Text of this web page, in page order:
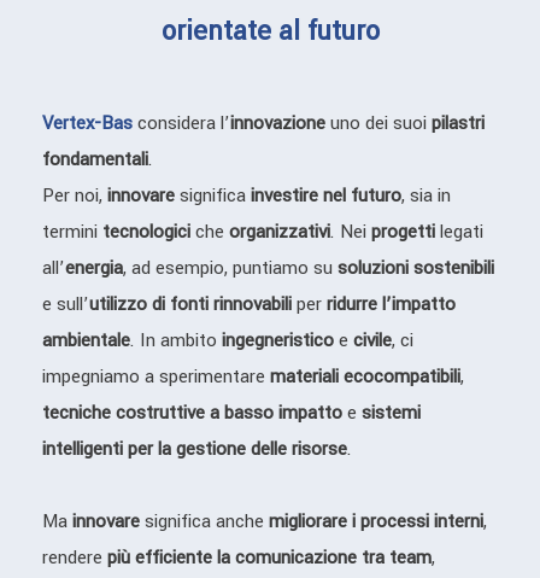
orientate al futuro
Vertex-Basconsidera l’innovazioneuno dei suoipilastri
fondamentali.
Per noi,innovaresignificainvestire nel futuro, sia in
termini tecnologiciche organizzativi. Neiprogettilegati
all’energia, ad esempio, puntiamo su soluzioni sostenibili
e sull’utilizzo di fonti rinnovabiliperridurre l’impatto
ambientale. In ambito ingegneristicoe civile, ci
impegniamo a sperimentare materiali ecocompatibili,
tecniche costruttive a basso impattoe sistemi
intelligenti per la gestione delle risorse.
Mainnovaresignifica anche migliorare i processi interni,
rendere più efficiente la comunicazione tra team,